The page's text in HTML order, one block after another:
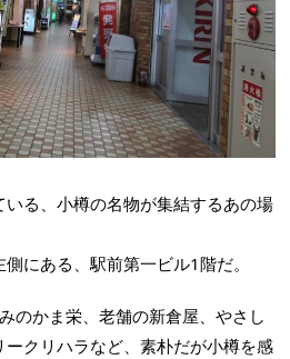
る、小樽の名物が集結するあの場
にある、駅前第一ビル1階だ。
のかま栄、老舗の新倉屋、やさし
クリハラなど、素朴だが小樽を感